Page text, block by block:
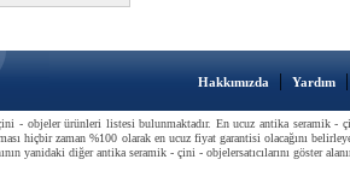
Hakkımızda | Yardım
- objeler ürünleri listesi bulunmaktadır. En ucuz antika seramik
hiçbir zaman %100 olarak en ucuz fiyat garantisi olacağını
yanidaki diğer antika seramik - çini - objelersatıcılarını göster